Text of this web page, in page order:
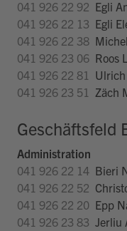
041 926 22 92 Egli
041 926 22 13 Egli
041 926 22 38
041 926 23 06 Roos
041 926 22 81 Ulrich
041 926 23 51 Zäch
Geschäftsfeld
Administration
041 926 22 14 Bieri
041 926 22 52
041 926 22 20 Epp
041 926 23 83 Jerliu